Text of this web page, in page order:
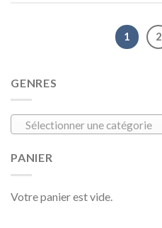
1 2
GENRES
Sélectionner une catégorie
PANIER
Votre panier est vide.